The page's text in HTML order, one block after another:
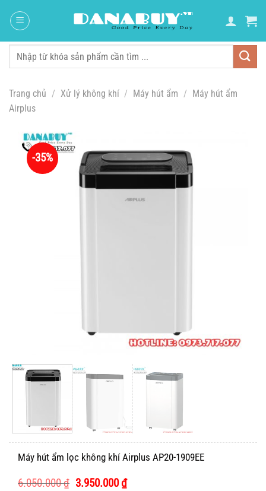
đến
dung
Tìm
Trang chủ / Xử lý không khí / Máy hút ẩm / Máy hút ẩm
Airplus
-35%
Máy hút ẩm lọc không khí Airplus AP20-1909EE
6.050.000₫ Giá
3.950.000₫Giá